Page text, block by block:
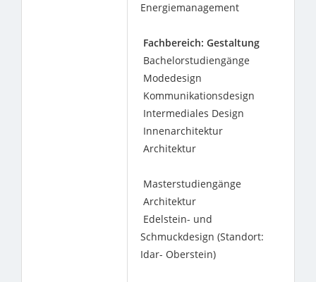
Energiemanagement
Fachbereich: Gestaltung
Bachelorstudiengänge
Modedesign
Kommunikationsdesign
Intermediales Design
Innenarchitektur
Architektur
Masterstudiengänge
Architektur
Edelstein- und
Schmuckdesign (Standort:
Idar- Oberstein)